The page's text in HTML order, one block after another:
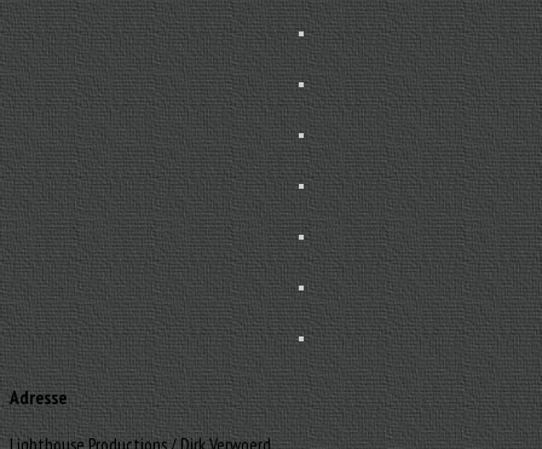
Adresse
Lighthouse Productions / Dirk Verwoerd